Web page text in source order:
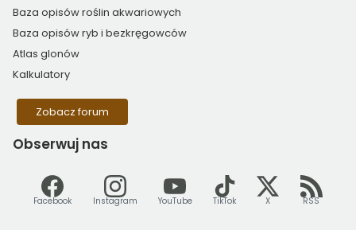
Baza opisów roślin akwariowych
Baza opisów ryb i bezkręgowców
Atlas glonów
Kalkulatory
Zobacz forum
Obserwuj nas
Facebook Instagram YouTube TikTok X RSS